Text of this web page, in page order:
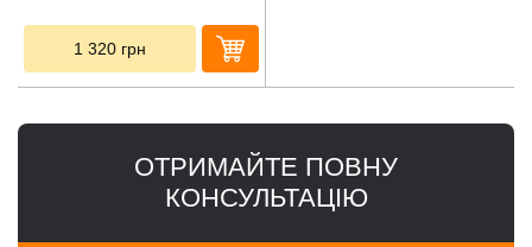
1 320 грн
ОТРИМАЙТЕ ПОВНУ
КОНСУЛЬТАЦІЮ